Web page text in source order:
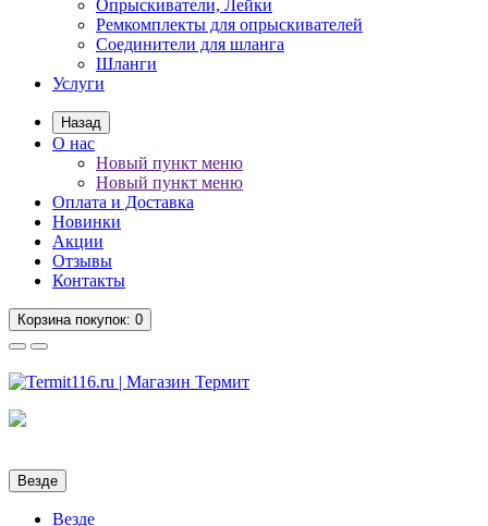
Опрыскиватели, Лейки
Ремкомплекты для опрыскивателей
Соединители для шланга
Шланги
Услуги
Назад
О нас
Новый пункт меню
Новый пункт меню
Оплата и Доставка
Новинки
Акции
Отзывы
Контакты
Корзинапокупок: 0
Везде
Везде